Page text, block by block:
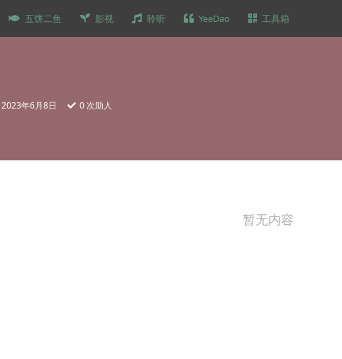
五饼二鱼 影视 聆听 YeeDao 工具箱
2023年6月8日 0 次助人
暂无内容